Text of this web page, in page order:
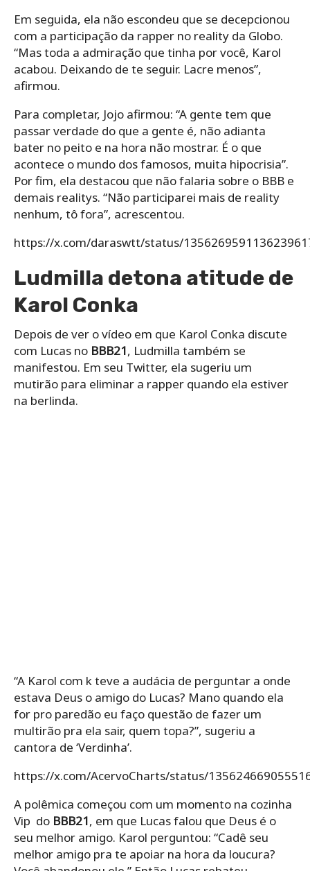
Em seguida, ela não escondeu que se decepcionou
com a participação da rapper no reality da Globo.
“Mas toda a admiração que tinha por você, Karol
acabou. Deixando de te seguir. Lacre menos”,
afirmou.
Para completar, Jojo afirmou: “A gente tem que
passar verdade do que a gente é, não adianta
bater no peito e na hora não mostrar. É o que
acontece o mundo dos famosos, muita hipocrisia”.
Por fim, ela destacou que não falaria sobre o BBB e
demais realitys. “Não participarei mais de reality
nenhum, tô fora”, acrescentou.
https://x.com/daraswtt/status/
Ludmilla detona atitude de
Karol Conka
Depois de ver o vídeo em que Karol Conka discute
com Lucas no BBB21, Ludmilla também se
manifestou. Em seu Twitter, ela sugeriu um
mutirão para eliminar a rapper quando ela estiver
na berlinda.
“A Karol com k teve a audácia de perguntar a onde
estava Deus o amigo do Lucas? Mano quando ela
for pro paredão eu faço questão de fazer um
multirão pra ela sair, quem topa?”, sugeriu a
cantora de ‘Verdinha’.
https://x.com/AcervoCharts/status/
A polêmica começou com um momento na cozinha
Vip do BBB21, em que Lucas falou que Deus é o
seu melhor amigo. Karol perguntou: “Cadê seu
melhor amigo pra te apoiar na hora da loucura?